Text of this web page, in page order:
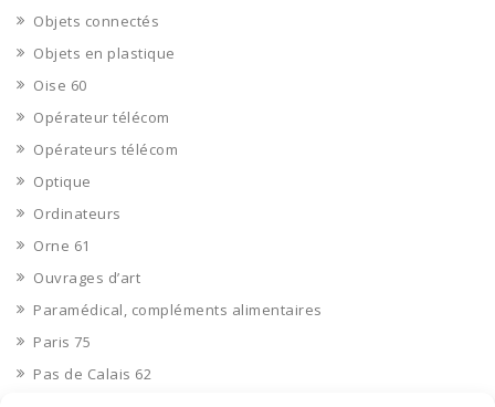
Objets connectés
Objets en plastique
Oise 60
Opérateur télécom
Opérateurs télécom
Optique
Ordinateurs
Orne 61
Ouvrages d’art
Paramédical, compléments alimentaires
Paris 75
Pas de Calais 62